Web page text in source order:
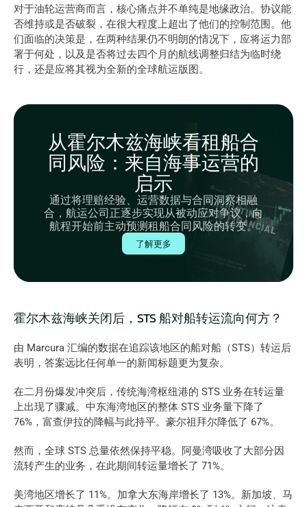
对于油轮运营商而言，核心痛点并不单纯是地缘政治。协议能
否维持或是否破裂，在很大程度上超出了他们的控制范围。他
们面临的决策是，在两种结果仍不明朗的情况下，应将运力部
署于何处，以及是否将过去四个月的航线调整归结为临时绕
行，还是应将其视为全新的全球航运版图。
从霍尔木兹海峡看租船合
同风险：来自海事运营的
启示
通过将理赔经验、运营数据与合同洞察相融
合，航运公司正逐步实现从被动应对争议，向
航程开始前主动预测租船合同风险的转变。
了解更多
霍尔木兹海峡关闭后，STS 船对船转运流向何方？
由 Marcura 汇编的数据在追踪该地区的船对船（STS）转运后
表明，答案远比任何单一的新闻标题更为复杂。
在二月份爆发冲突后，传统海湾枢纽港的 STS 业务在转运量
上出现了骤减。中东海湾地区的整体 STS 业务量下降了
76%，富查伊拉的降幅与此持平。豪尔祖拜尔降低了 67%。
然而，全球 STS 总量依然保持平稳。阿曼湾吸收了大部分因
流转产生的业务，在此期间转运量增长了 71%。
美湾地区增长了 11%。加拿大东海岸增长了 13%。新加坡、马